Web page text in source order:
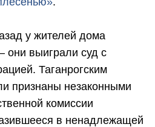
у жителей дома
они выиграли суд с
Таганрогским
признаны незаконными
комиссии
в ненадлежащей